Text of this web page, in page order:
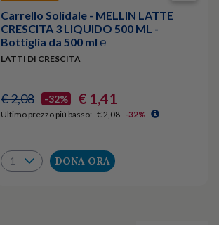
Carrello Solidale - MELLIN LATTE
CRESCITA 3 LIQUIDO 500 ML -
Bottiglia da 500 ml ℮
LATTI DI CRESCITA
€ 2,08 -32% € 1,41
Ultimo prezzo più basso: € 2,08 -32%
DONA ORA